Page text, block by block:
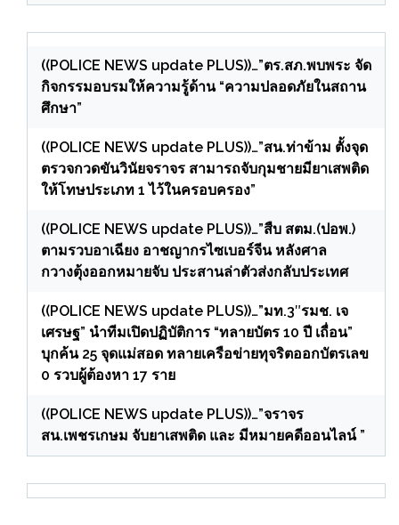
((POLICE NEWS update PLUS))…”ตร.สภ.พบพระ จัด
กิจกรรมอบรมให้ความรู้ด้าน “ความปลอดภัยในสถาน
ศึกษา”
((POLICE NEWS update PLUS))…”สน.ท่าข้าม ตั้งจุด
ตรวจกวดขันวินัยจราจร สามารถจับกุมชายมียาเสพติด
ให้โทษประเภท 1 ไว้ในครอบครอง”
((POLICE NEWS update PLUS))…”สืบ สตม.(ปอพ.)
ตามรวบอาเฉียง อาชญากรไซเบอร์จีน หลังศาล
กวางตุ้งออกหมายจับ ประสานล่าตัวส่งกลับประเทศ
((POLICE NEWS update PLUS))…”มท.3″รมช. เจ
เศรษฐ” นำทีมเปิดปฏิบัติการ “ทลายบัตร 10 ปี เถื่อน”
บุกค้น 25 จุดแม่สอด ทลายเครือข่ายทุจริตออกบัตรเลข
0 รวบผู้ต้องหา 17 ราย
((POLICE NEWS update PLUS))…”จราจร
สน.เพชรเกษม จับยาเสพติด และ มีหมายคดีออนไลน์ ”